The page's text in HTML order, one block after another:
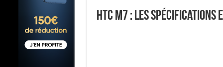
HTC M7 : les spécifications